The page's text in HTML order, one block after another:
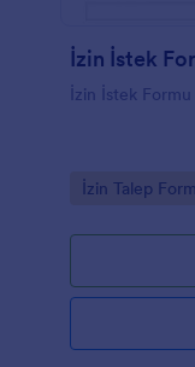
İzin İstek
İzin İstek Formu
Go to
İzin Talep